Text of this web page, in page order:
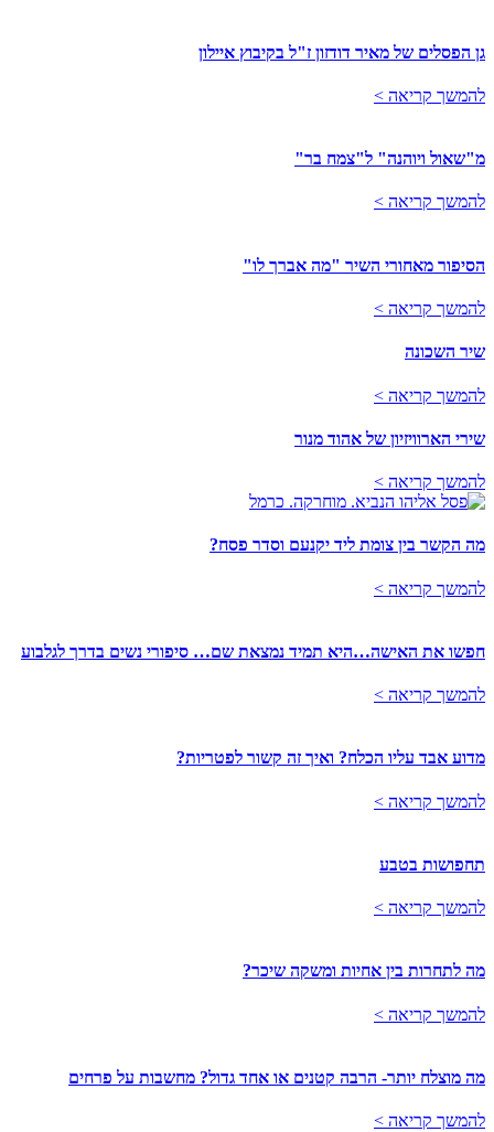
גן הפסלים של מאיר דודזון ז"ל בקיבוץ איילון
להמשך קריאה >
מ"שאול ויוהנה" ל"צמח בר"
להמשך קריאה >
הסיפור מאחורי השיר "מה אברך לו"
להמשך קריאה >
שיר השכונה
להמשך קריאה >
שירי הארוויזיון של אהוד מנור
להמשך קריאה >
מה הקשר בין צומת ליד יקנעם וסדר פסח?
להמשך קריאה >
חפשו את האישה…היא תמיד נמצאת שם… סיפורי נשים בדרך לגלבוע
להמשך קריאה >
מדוע אבד עליו הכלח? ואיך זה קשור לפטריות?
להמשך קריאה >
תחפושות בטבע
להמשך קריאה >
מה לתחרות בין אחיות ומשקה שיכר?
להמשך קריאה >
מה מוצלח יותר- הרבה קטנים או אחד גדול? מחשבות על פרחים
להמשך קריאה >